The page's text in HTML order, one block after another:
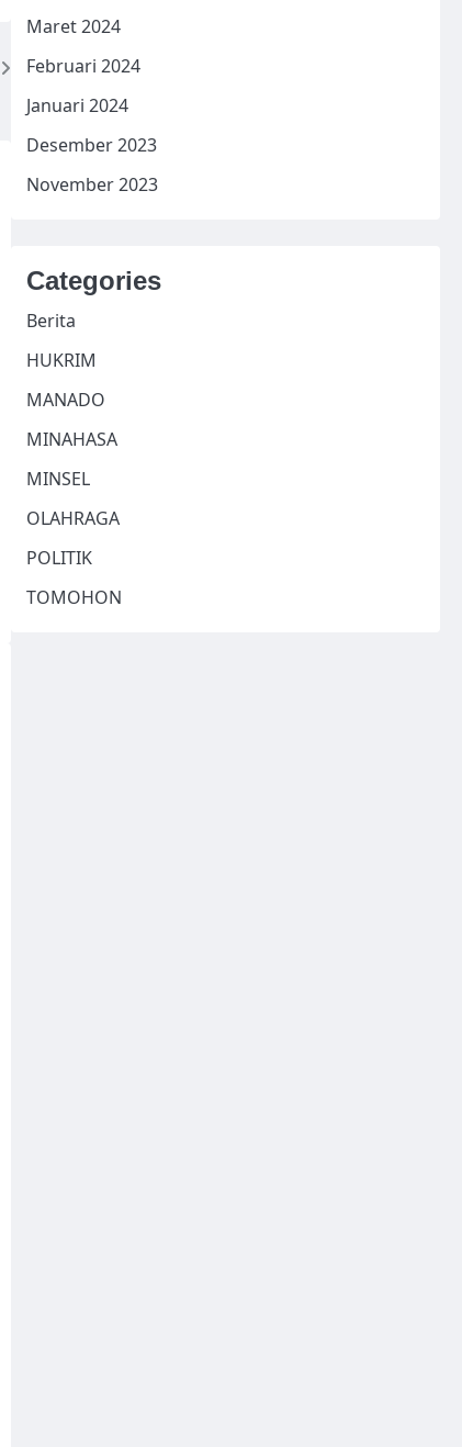
Maret 2024
Februari 2024
Januari 2024
Desember 2023
November 2023
Categories
Berita
HUKRIM
MANADO
MINAHASA
MINSEL
OLAHRAGA
POLITIK
TOMOHON